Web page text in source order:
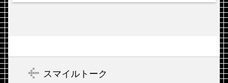
スマイルトーク